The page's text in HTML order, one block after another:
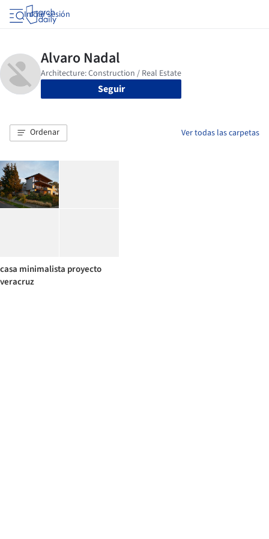
Iniciar sesión
Seguir
Ordenar Ver todas las carpetas
casa minimalista proyecto
veracruz